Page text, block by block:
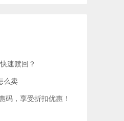
速赎回？
么卖
，享受折扣优惠！